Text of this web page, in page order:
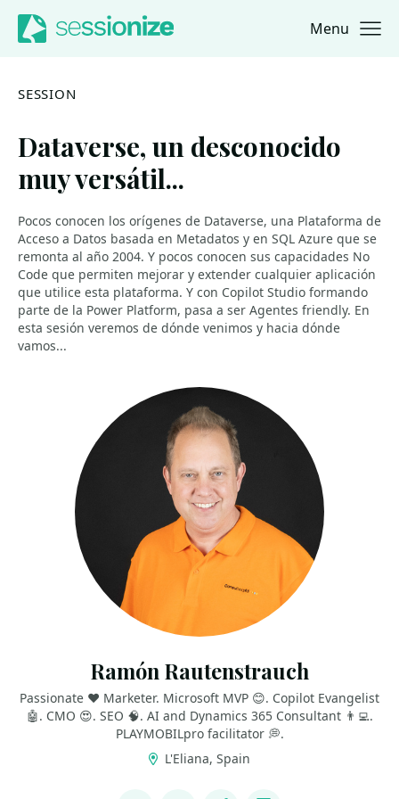
Jump to navigation
Jump to content Menu
SESSION
Dataverse, un desconocido
muy versátil...
Pocos conocen los orígenes de Dataverse, una Plataforma de
Acceso a Datos basada en Metadatos y en SQL Azure que se
remonta al año 2004. Y pocos conocen sus capacidades No
Code que permiten mejorar y extender cualquier aplicación
que utilice esta plataforma. Y con Copilot Studio formando
parte de la Power Platform, pasa a ser Agentes friendly. En
esta sesión veremos de dónde venimos y hacia dónde
vamos...
Ramón Rautenstrauch
Passionate ❤ Marketer. Microsoft MVP 😊. Copilot Evangelist
🤖. CMO 😍. SEO 🧠. AI and Dynamics 365 Consultant 👨‍💻.
PLAYMOBILpro facilitator 💭.
L'Eliana, Spain